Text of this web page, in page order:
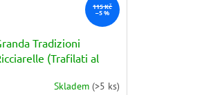
115 Kč
–5 %
Tradizioni
(Trafilati al
Skladem(>5 ks)